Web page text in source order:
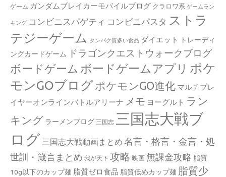
ゲーム ガンダムブレイカーモバイルブログ クラロワ系 ゲームラン
キング コンビニスパゲティ コンビニパスタ ストラ
テジーゲーム
タンパク質多い食品 ダイエット
トレーディ
ングカードゲーム
ドラゴンクエストウォークブログ
ボードゲーム ボードゲームアプリ ポケ
モンGOブログ ポケモンGO進化 マルチプレ
イヤーオンラインバトルアリーナ メモ ヨーグルト ラン
キング ラーメンブログ 三国志 三国志大戦ブ
ログ 三国志大戦動画まとめ 名言・格言・金言・処
世訓・箴言まとめ 我が天下 攻略 映画 無課金攻略 脂質
10g以下のカップ麺 脂質ゼロ食品 脂質低めカップ麺 脂質少